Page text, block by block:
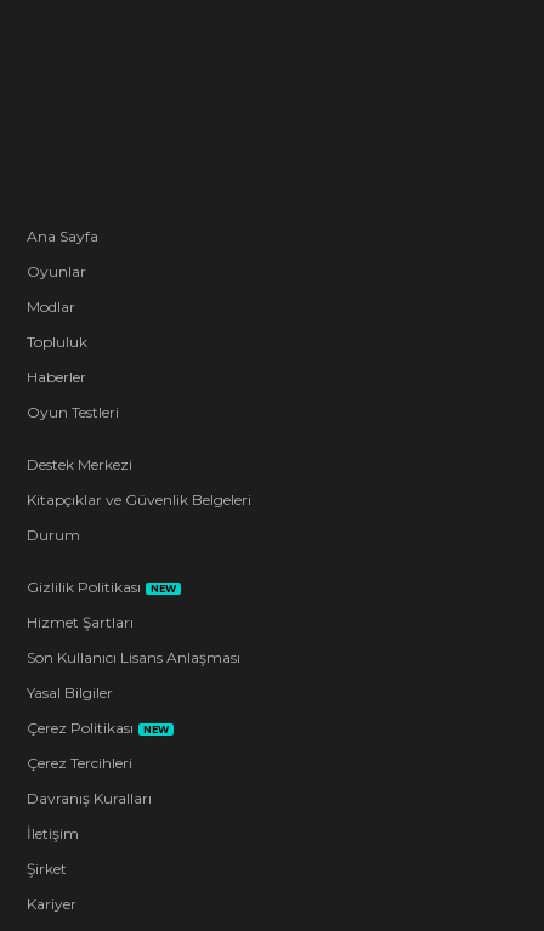
Ana Sayfa
Oyunlar
Modlar
Topluluk
Haberler
Oyun Testleri
Destek Merkezi
Kitapçıklar ve Güvenlik Belgeleri
Durum
Gizlilik Politikası NEW
Hizmet Şartları
Son Kullanıcı Lisans Anlaşması
Yasal Bilgiler
Çerez Politikası
NEW
Çerez Tercihleri
Davranış Kuralları
İletişim
Şirket
Kariyer